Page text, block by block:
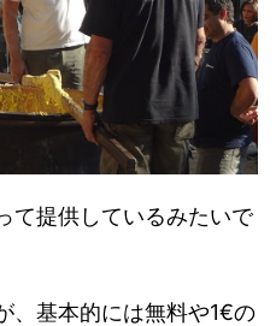
て提供しているみたいで
、基本的には無料や1€の